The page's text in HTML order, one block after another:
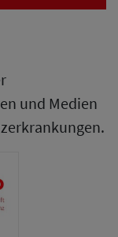
und Medien